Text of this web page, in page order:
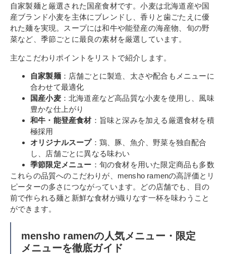
自家製麺と厳選された国産食材です。小麦は北海道産や国
産ブランド小麦を主体にブレンドし、香りと歯ごたえに優
れた麺を実現。スープには和牛や能登産の海産物、旬の野
菜など、季節ごとに最良の素材を厳選しています。
主なこだわりポイントをリストで紹介します。
自家製麺：店舗ごとに製造、太さや配合もメニューに
合わせて最適化
国産小麦：北海道産など高品質な小麦を使用し、風味
豊かな仕上がり
和牛・能登産食材：旨味と深みを加える厳選食材を積
極採用
オリジナルスープ：鶏、豚、魚介、野菜を独自配合
し、店舗ごとに異なる味わい
季節限定メニュー ：旬の食材を用いた限定商品も多数
これらの品質へのこだわりが、mensho ramenの高評価とリ
ピーターの多さにつながっています。どの店舗でも、目の
前で作られる麺と新鮮な食材が織りなす一杯を味わうこと
ができます。
mensho ramenの人気メニュー・限定
メニューを徹底ガイド